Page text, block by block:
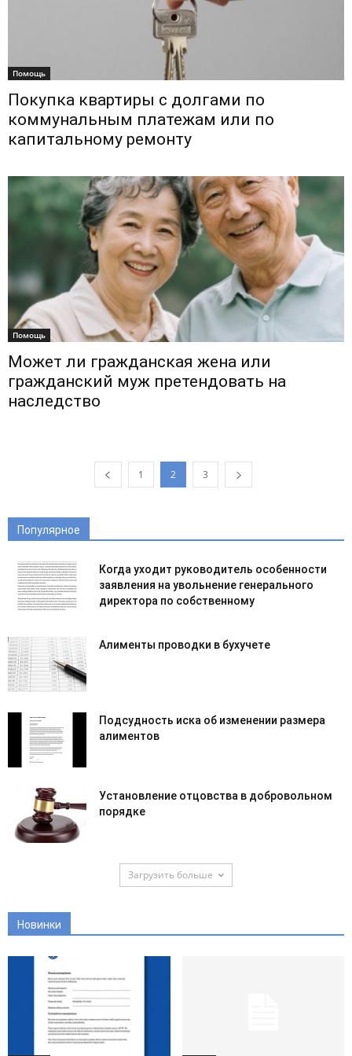
Помощь
Покупка квартиры с долгами по
коммунальным платежам или по
капитальному ремонту
Помощь
Может ли гражданская жена или
гражданский муж претендовать на
наследство
1 2 3
Популярное
Когда уходит руководитель особенности
заявления на увольнение генерального
директора по собственному
Алименты проводки в бухучете
Подсудность иска об изменении размера
алиментов
Установление отцовства в добровольном
порядке
Загрузить больше
Новинки